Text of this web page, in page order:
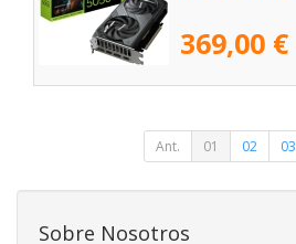
369,00 €
Ant. 01 02 03
Sobre Nosotros